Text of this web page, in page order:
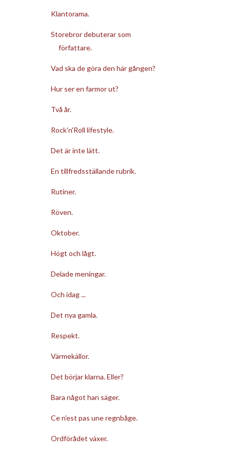
Klantorama.
Storebror debuterar som
författare.
Vad ska de göra den här gången?
Hur ser en farmor ut?
Två år.
Rock'n'Roll lifestyle.
Det är inte lätt.
En tillfredsställande rubrik.
Rutiner.
Röven.
Oktober.
Högt och lågt.
Delade meningar.
Och idag ...
Det nya gamla.
Respekt.
Värmekällor.
Det börjar klarna. Eller?
Bara något han säger.
Ce n'est pas une regnbåge.
Ordförådet växer.